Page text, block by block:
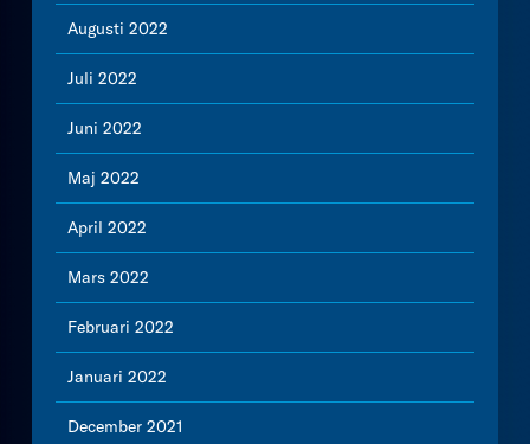
Augusti 2022
Juli 2022
Juni 2022
Maj 2022
April 2022
Mars 2022
Februari 2022
Januari 2022
December 2021